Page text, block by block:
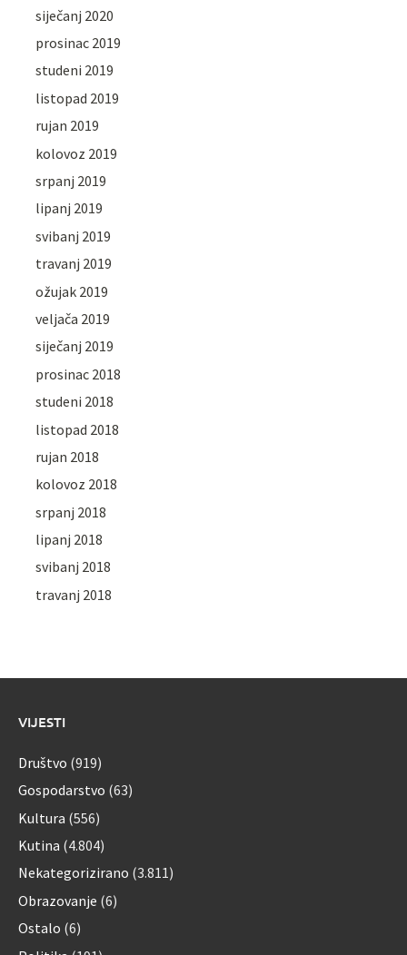
siječanj 2020
prosinac 2019
studeni 2019
listopad 2019
rujan 2019
kolovoz 2019
srpanj 2019
lipanj 2019
svibanj 2019
travanj 2019
ožujak 2019
veljača 2019
siječanj 2019
prosinac 2018
studeni 2018
listopad 2018
rujan 2018
kolovoz 2018
srpanj 2018
lipanj 2018
svibanj 2018
travanj 2018
VIJESTI
Društvo (919)
Gospodarstvo (63)
Kultura (556)
Kutina (4.804)
Nekategorizirano (3.811)
Obrazovanje (6)
Ostalo (6)